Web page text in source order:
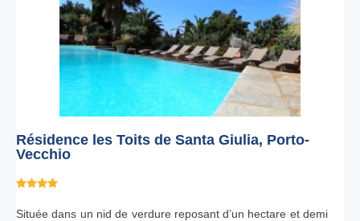
Résidence les Toits de Santa Giulia, Porto-
Vecchio
Située dans un nid de verdure reposant d’un hectare et demi